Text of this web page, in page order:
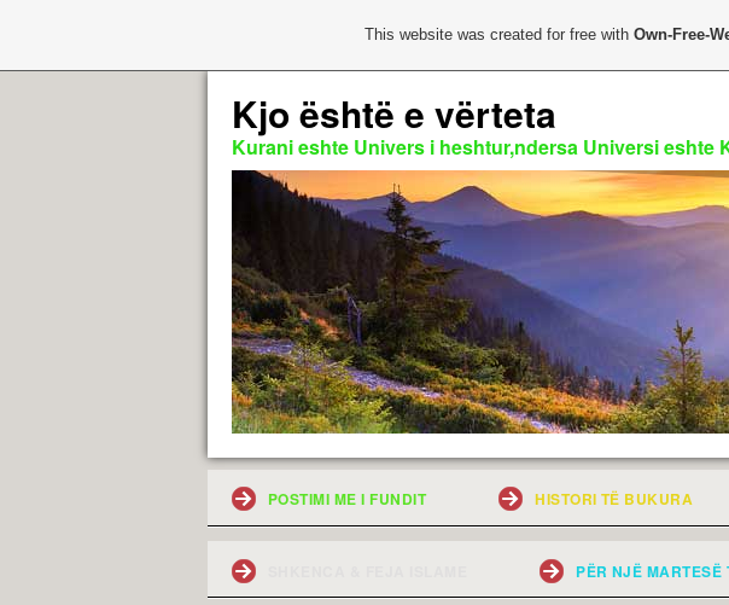
Kjo është e vërteta
Kurani eshte Univers i heshtur,ndersa Universi eshte
POSTIMI ME I FUNDIT HISTORI TË BUKURA
PËR NJË MARTESË
This website was created for free withOwn-Free-